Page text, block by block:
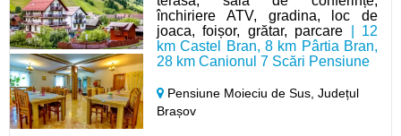
închiriere ATV, gradina, loc de
joaca, foișor, grătar, parcare | 12
km Castel Bran, 8 km Pârtia Bran,
28 km Canionul 7 Scări Pensiune
Pensiune Moieciu de Sus,Județul
Brașov